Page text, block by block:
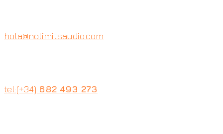
hola@nolimitsaudio.com
tel:(+34) 682 493 273